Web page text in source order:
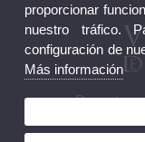
proporcionar
nuestro tráfico.
configuración de
Más información